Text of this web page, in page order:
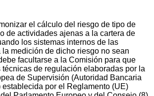
el cálculo del riesgo de tipo de
de actividades ajenas a la cartera de
los sistemas internos de las
medición de dicho riesgo no sean
facultarse a la Comisión para que
técnicas de regulación elaboradas por la
de Supervisión (Autoridad Bancaria
establecida por el Reglamento (UE)